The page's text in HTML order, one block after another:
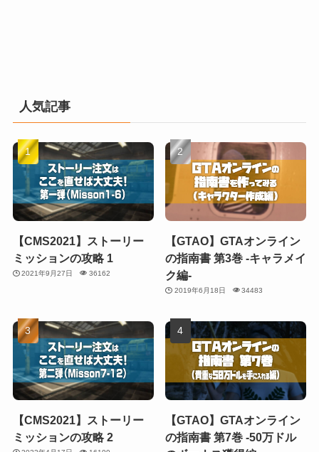
人気記事
【CMS2021】ストーリー
ミッションの攻略 1
2021年9月27日 36162
【GTAO】GTAオンライン
の指南書 第3巻 -キャラメイ
ク編-
2019年6月18日 34483
【CMS2021】ストーリー
ミッションの攻略 2
【GTAO】GTAオンライン
の指南書 第7巻 -50万ドル